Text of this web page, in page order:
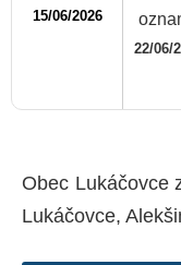
15/06/2026
22/06/
Obec Lukáčovce
Lukáčovce,